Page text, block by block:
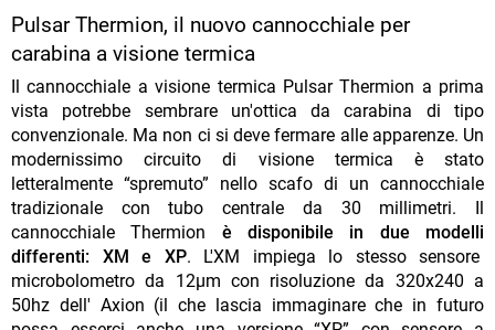
Pulsar Thermion, il nuovo cannocchiale per
carabina a visione termica
Il cannocchiale a visione termica Pulsar Thermion a prima
vista potrebbe sembrare un'ottica da carabina di tipo
convenzionale. Ma non ci si deve fermare alle apparenze. Un
modernissimo circuito di visione termica è stato
letteralmente “spremuto” nello scafo di un cannocchiale
tradizionale con tubo centrale da 30 millimetri. Il
cannocchiale Thermion è disponibile in due modelli
differenti: XM e XP. L'XM impiega lo stesso sensore
microbolometro da 12µm con risoluzione da 320x240 a
50hz dell' Axion (il che lascia immaginare che in futuro